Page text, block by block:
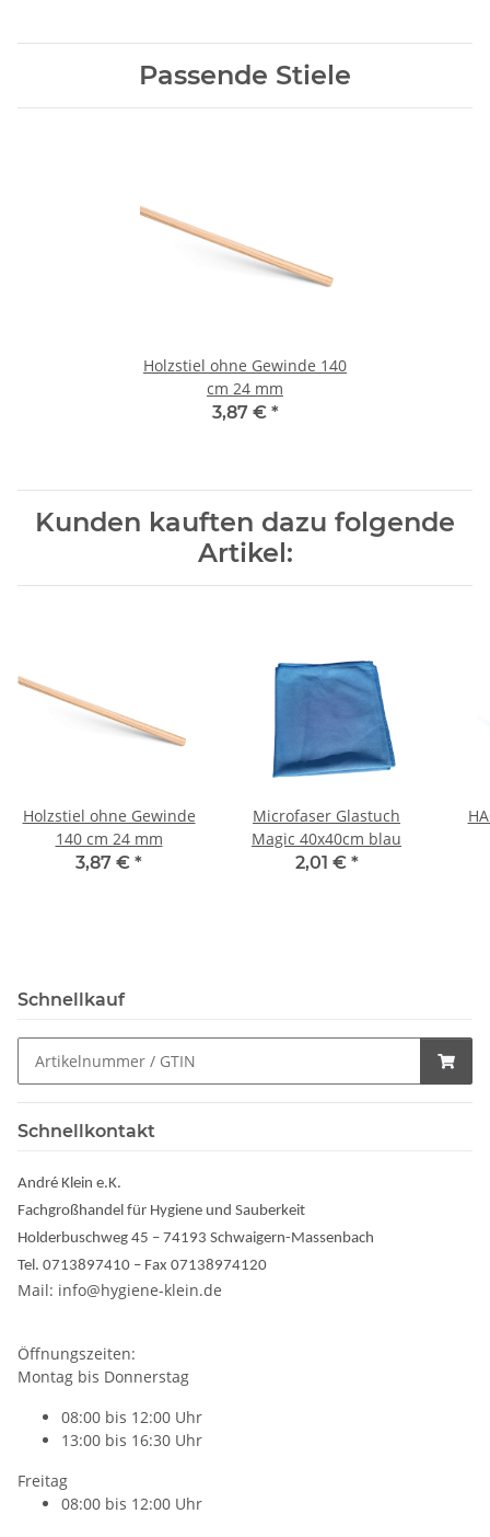
Passende Stiele
Holzstiel ohne Gewinde 140
cm 24 mm
3,87 € *
Kunden kauften dazu folgende
Artikel:
Holzstiel ohne Gewinde
140 cm 24 mm
3,87 € *
Microfaser Glastuch
Magic 40x40cm blau
2,01 € *
Schnellkauf
Schnellkontakt
André Klein e.K.
Fachgroßhandel für Hygiene und Sauberkeit
Holderbuschweg 45 – 74193 Schwaigern-Massenbach
Tel. 0713897410 – Fax 07138974120
Mail: info@hygiene-klein.de
Öffnungszeiten:
Montag bis Donnerstag
08:00 bis 12:00 Uhr
13:00 bis 16:30 Uhr
Freitag
08:00 bis 12:00 Uhr